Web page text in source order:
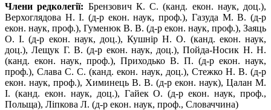
Члени редколегії: Брензович К. С. (канд. екон. наук, доц.),
Верхоглядова Н. І. (д-р екон. наук, проф.), Газуда М. В. (д-р
екон. наук, проф.), Гуменюк В. В. (д-р екон. наук, проф.), Заяць
О. І. (д-р екон. наук, доц.), Кушнір Н. О. (канд. екон. наук,
доц.), Лещук Г. В. (д-р екон. наук, доц.), Пойда-Носик Н. Н.
(канд. екон. наук, проф.), Приходько В. П. (д-р екон. наук,
проф.), Слава С. С. (канд. екон. наук, доц.), Стежко Н. В. (д-р
екон. наук, проф.), Химинець В. В. (д-р екон. наук), Цалан М.
І. (канд. екон. наук, доц.), Гайек О. (д-р екон. наук, проф.,
Польща), Ліпкова Л. (д-р екон. наук, проф., Словаччина)